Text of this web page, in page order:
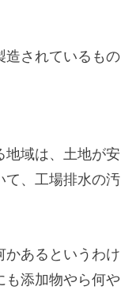
造されているもの
地域は、土地が安
て、工場排水の汚
かあるというわけ
も添加物やら何や